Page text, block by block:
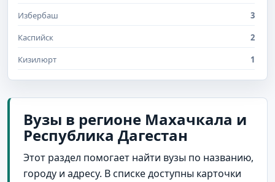
Избербаш
3
Каспийск
2
Кизилюрт
1
Вузы в регионе Махачкала и
Республика Дагестан
Этот раздел помогает найти вузы по названию,
городу и адресу. В списке доступны карточки